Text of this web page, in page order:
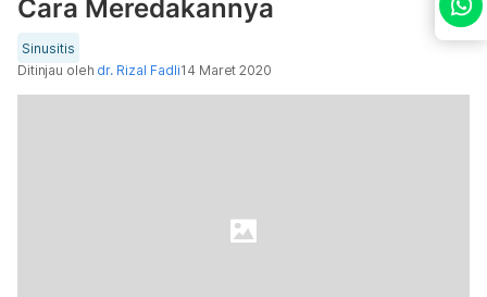
Cara Meredakannya
Sinusitis
Ditinjau oleh dr. Rizal Fadli14 Maret 2020